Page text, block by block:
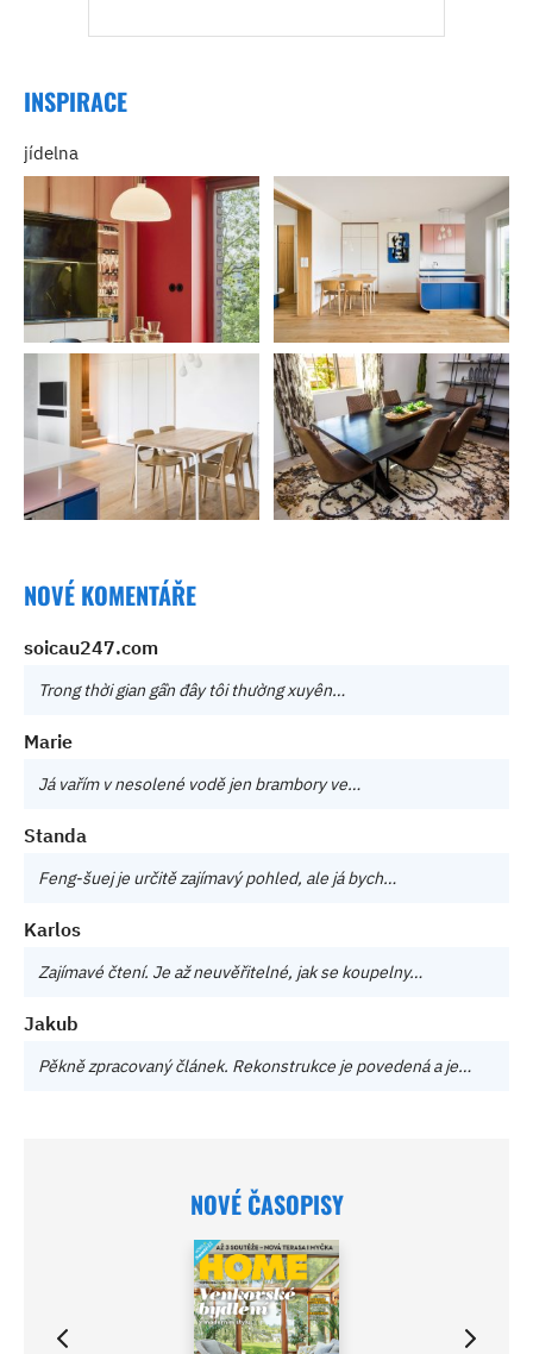
INSPIRACE
jídelna
NOVÉ KOMENTÁŘE
soicau247.com
Trong thời gian gần đây tôi thường xuyên…
Marie
Já vařím v nesolené vodě jen brambory ve…
Standa
Feng-šuej je určitě zajímavý pohled, ale já bych…
Karlos
Zajímavé čtení. Je až neuvěřitelné, jak se koupelny…
Jakub
Pěkně zpracovaný článek. Rekonstrukce je povedená a je…
NOVÉ ČASOPISY